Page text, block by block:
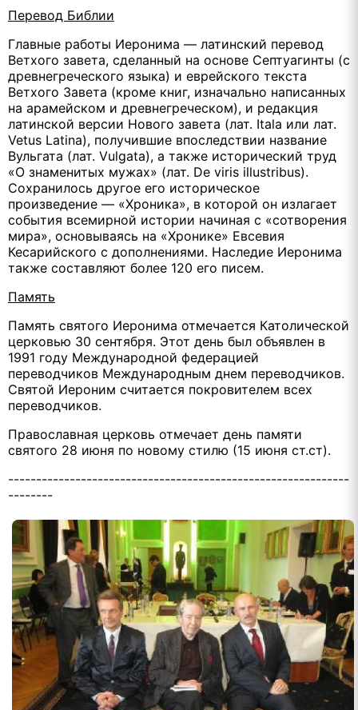
Перевод Библии
Главные работы Иеронима — латинский перевод
Ветхого завета, сделанный на основе Септуагинты (с
древнегреческого языка) и еврейского текста
Ветхого Завета (кроме книг, изначально написанных
на арамейском и древнегреческом), и редакция
латинской версии Нового завета (лат. Itala или лат.
Vetus Latina), получившие впоследствии название
Вульгата (лат. Vulgata), а также исторический труд
«О знаменитых мужах» (лат. De viris illustribus).
Сохранилось другое его историческое
произведение — «Хроника», в которой он излагает
события всемирной истории начиная с «сотворения
мира», основываясь на «Хронике» Евсевия
Кесарийского с дополнениями. Наследие Иеронима
также составляют более 120 его писем.
Память
Память святого Иеронима отмечается Католической
церковью 30 сентября. Этот день был объявлен в
1991 году Международной федерацией
переводчиков Международным днем переводчиков.
Святой Иероним считается покровителем всех
переводчиков.
Православная церковь отмечает день памяти
святого 28 июня по новому стилю (15 июня ст.ст).
-------------------------------------------------------------
--------